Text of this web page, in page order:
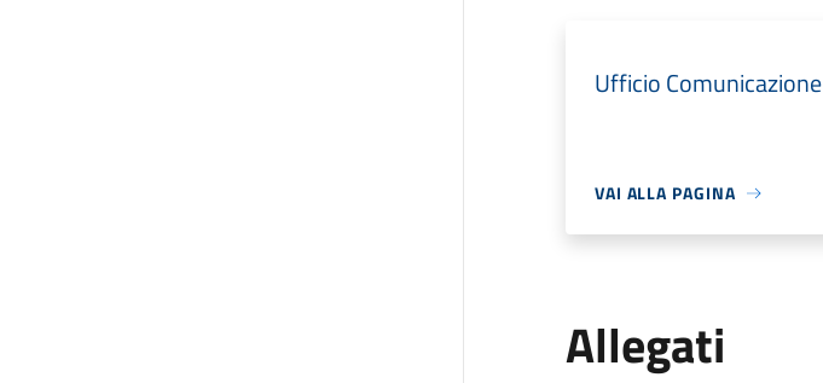
Ufficio Comunicazione
VAI ALLA PAGINA
Allegati